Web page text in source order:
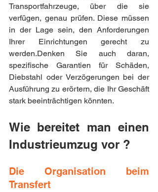
Transportfahrzeuge, über die sie
verfügen, genau prüfen. Diese müssen
in der Lage sein, den Anforderungen
Ihrer Einrichtungen gerecht zu
werden.Denken Sie auch daran,
spezifische Garantien für Schäden,
Diebstahl oder Verzögerungen bei der
Ausführung zu erörtern, die Ihr Geschäft
stark beeinträchtigen könnten.
Wie bereitet man einen
Industrieumzug vor ?
Die Organisation beim
Transfert